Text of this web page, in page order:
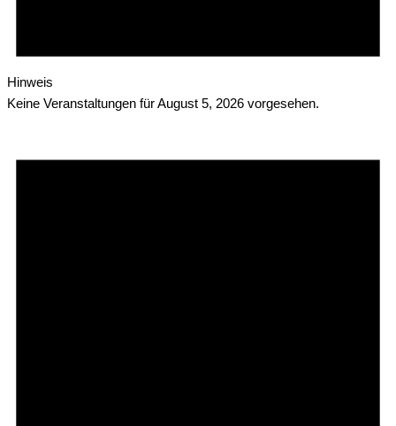
Hinweis
Keine Veranstaltungen für August 5, 2026 vorgesehen.